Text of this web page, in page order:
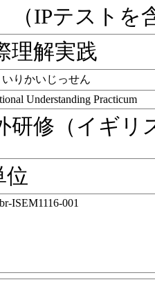
（IPテストを
理解実践
いりかいじっせん
Understanding Practicum
研修（イギリ
位
ISEM1116-001